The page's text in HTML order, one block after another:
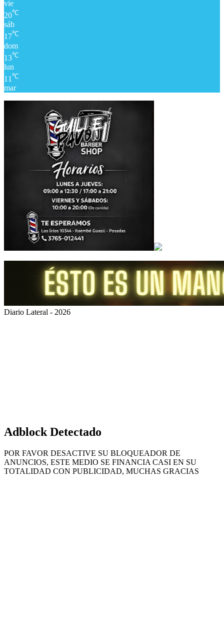
vie
20℃
sáb
17℃
dom
13℃
lun
11 ℃
mar
Diario Lateral - 2026
Adblock Detectado
POR FAVOR DESACTIVE SU BLOQUEADOR DE
ANUNCIOS, ESTE MEDIO SE FINANCIA CASI EN SU
TOTALIDAD CON PUBLICIDAD, MUCHAS GRACIAS